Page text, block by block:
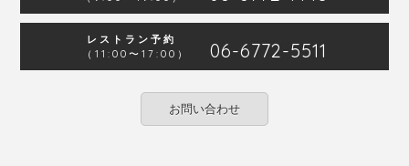
レストラン予約
（11:00〜17:00）
06-6772-5511
お問い合わせ